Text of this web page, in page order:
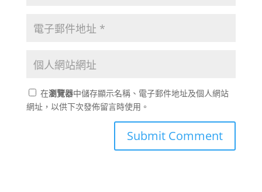
在瀏覽器中儲存顯示名稱、電子郵件地址及個人網站
網址，以供下次發佈留言時使用。